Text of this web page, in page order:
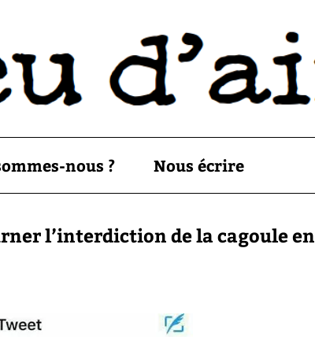
nous ? Nous écrire
l’interdiction de la cagoule en